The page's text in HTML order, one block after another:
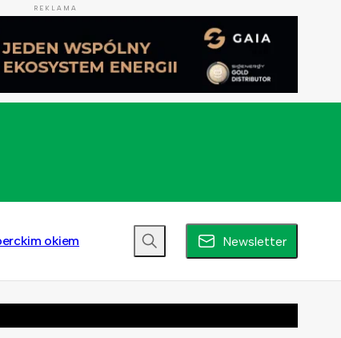
REKLAMA
okiem Newsletter